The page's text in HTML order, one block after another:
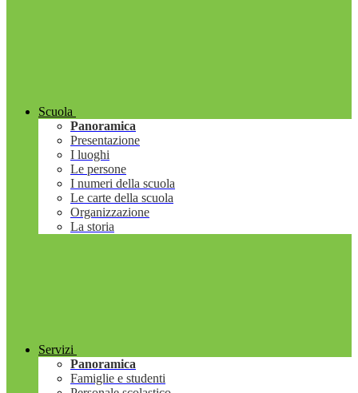
Scuola
Panoramica
Presentazione
I luoghi
Le persone
I numeri della scuola
Le carte della scuola
Organizzazione
La storia
Servizi
Panoramica
Famiglie e studenti